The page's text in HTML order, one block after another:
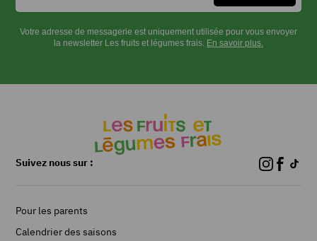
et
les
tailler
de
2
puis
Votre adresse de messagerie est uniquement utilisée pour vous envoyer
la newsletter Les fruits et légumes frais. En savoir plus.
Suivez nous sur :
Pour les parents
Calendrier des saisons